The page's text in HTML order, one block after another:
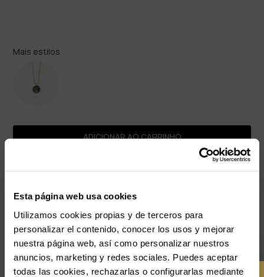
Esta página web usa cookies
Utilizamos cookies propias y de terceros para
personalizar el contenido, conocer los usos y mejorar
nuestra página web, así como personalizar nuestros
anuncios, marketing y redes sociales. Puedes aceptar
todas las cookies, rechazarlas o configurarlas mediante
Mais estilos
ADICIONAR AO CARRINHO
Devoluções gratuitas
Garantia 3 anos
Aço inoxidável | Hipoalergénico
remove
Descrição